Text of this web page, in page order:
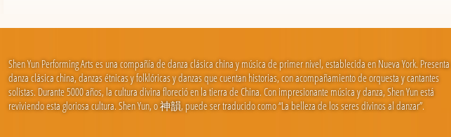
Shen Yun Performing Arts es una compañía de danza clásica china y música de primer nivel, establecida en Nueva York. Presenta
danza clásica china, danzas étnicas y folklóricas y danzas que cuentan historias, con acompañamiento de orquesta y cantantes
solistas. Durante 5000 años, la cultura divina floreció en la tierra de China. Con impresionante música y danza, Shen Yun está
reviviendo esta gloriosa cultura. Shen Yun, o 神韻, puede ser traducido como “La belleza de los seres divinos al danzar”.